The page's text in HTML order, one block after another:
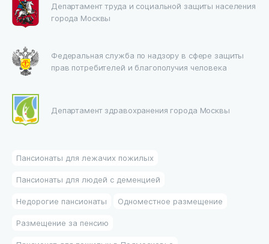
Департамент труда и социальной защиты населения
города Москвы
Федеральная служба по надзору в сфере защиты
прав потребителей и благополучия человека
Департамент здравохранения города Москвы
Пансионаты для лежачих пожилых
Пансионаты для людей с деменцией
Недорогие пансионаты Одноместное размещение
Размещение за пенсию